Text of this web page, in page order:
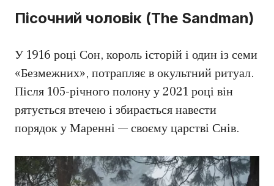
Пісочний чоловік (The Sandman)
У 1916 році Сон, король історій і один із семи
«Безмежних», потрапляє в окультний ритуал.
Після 105-річного полону у 2021 році він
рятується втечею і збирається навести
порядок у Маренні — своєму царстві Снів.